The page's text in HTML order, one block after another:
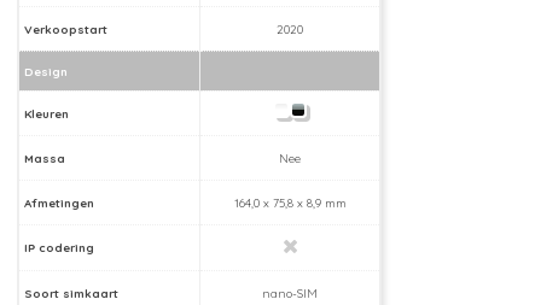
Verkoopstart 2020
Design
Kleuren
Massa Nee
Afmetingen 164,0 x 75,8 x 8,9 mm
IP codering
Soort simkaart nano-SIM